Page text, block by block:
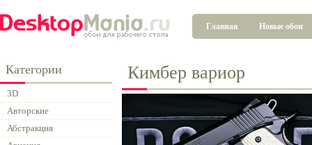
Главная Новые обои
Категории
3D
Авторские
Абстракция
Кимбер вариор